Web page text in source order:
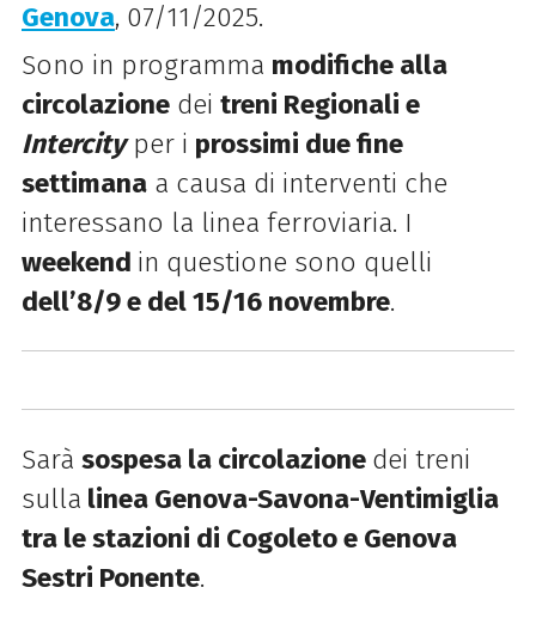
Genova, 07/11/2025.
Sono in programma modifiche alla
circolazionedei treni Regionali e
Intercity per i prossimi due fine
settimanaa causa di interventi che
interessano la linea ferroviaria. I
weekend in questione sono quelli
dell’8/9 e del 15/16 novembre.
Sarà sospesa la circolazione dei treni
sulla linea Genova-Savona-Ventimiglia
tra le stazioni di Cogoleto e Genova
Sestri Ponente.